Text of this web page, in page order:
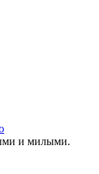
и милыми.